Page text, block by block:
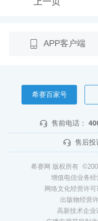
APP客户端
希赛百家号
售前电话：
售后投
希赛网 版权所有
增值电信业务
网络文化经营许
出版物经营
高新技术企业